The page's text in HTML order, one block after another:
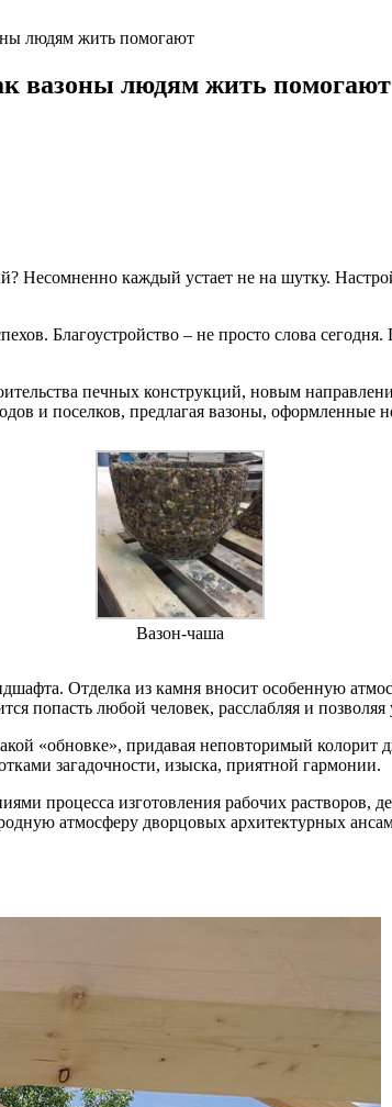
людям жить помогают
вазоны людям жить помогают
Несомненно каждый устает не на шутку.
Благоустройство – не просто слова
печных конструкций, новым
и поселков, предлагая вазоны, оформленные
Вазон-чаша
Отделка из камня вносит особенную
попасть любой человек, расслабляя и
«обновке», придавая неповторимый
загадочности, изыска, приятной гармонии.
процесса изготовления рабочих растворов,
атмосферу дворцовых архитектурных